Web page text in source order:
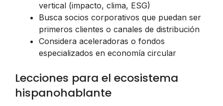
vertical (impacto, clima, ESG)
Busca socios corporativos que puedan ser
primeros clientes o canales de distribución
Considera aceleradoras o fondos
especializados en economía circular
Lecciones para el ecosistema
hispanohablante